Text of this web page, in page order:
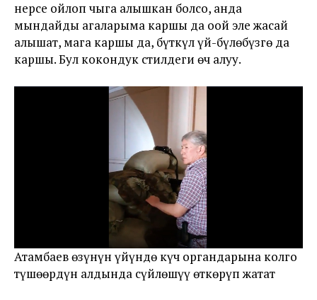
нерсе ойлоп чыга алышкан болсо, анда
мындайды агаларыма каршы да оңой эле жасай
алышат, мага каршы да, бүткүл үй-бүлөбүзгө да
каршы. Бул кокондук стилдеги өч алуу.
Атамбаев өзүнүн үйүндө күч органдарына колго
түшөөрдүн алдында сүйлөшүү өткөрүп жатат